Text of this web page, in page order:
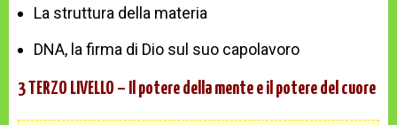
La struttura della materia
DNA, la firma di Dio sul suo capolavoro
3 TERZO LIVELLO – Il potere della mente e il potere del cuore